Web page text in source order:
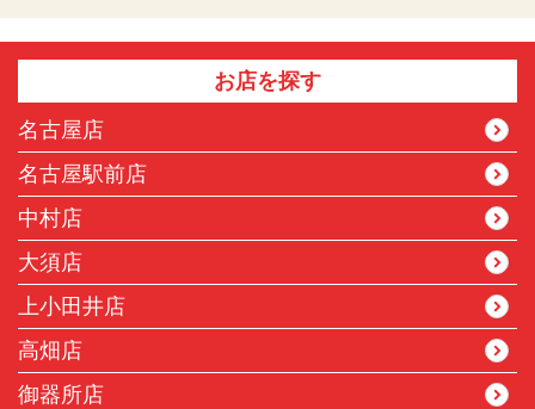
お店を探す
名古屋店
名古屋駅前店
中村店
大須店
上小田井店
高畑店
御器所店